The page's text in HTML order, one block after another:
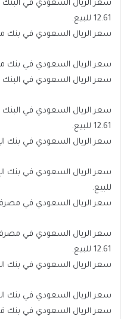
12.61 للبيع.
سعر الريال السعودي في بنك
سعر الريال السعودي في بنك مصر: 12.54 جنيه للشراء،
سعر الريال السعودي في البنك
12.61 للبيع.
سعر الريال السعودي في بنك
للبيع.
سعر الريال السعودي في
12.61 للبيع.
سعر الريال السعودي في بنك
سعر الريال السعودي في بنك القاهرة: 12.54 جنيه للشراء،
سعر الريال السعودي في بنك